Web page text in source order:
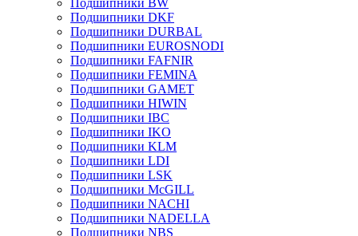
Подшипники BW
Подшипники DKF
Подшипники DURBAL
Подшипники EUROSNODI
Подшипники FAFNIR
Подшипники FEMINA
Подшипники GAMET
Подшипники HIWIN
Подшипники IBC
Подшипники IKO
Подшипники KLM
Подшипники LDI
Подшипники LSK
Подшипники McGILL
Подшипники NACHI
Подшипники NADELLA
Подшипники NBS